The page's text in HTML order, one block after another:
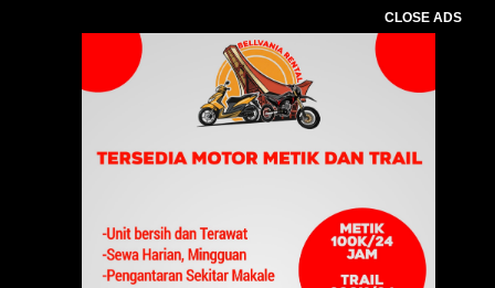
CLOSE ADS